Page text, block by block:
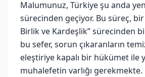
Malumunuz, Türkiye şu anda
sürecinden geçiyor. Bu süreç,
Birlik ve Kardeşlik” sürecinden
bu sefer, sorun çıkaranların
eleştiriye kapalı bir hükümet ile
muhalefetin varlığı